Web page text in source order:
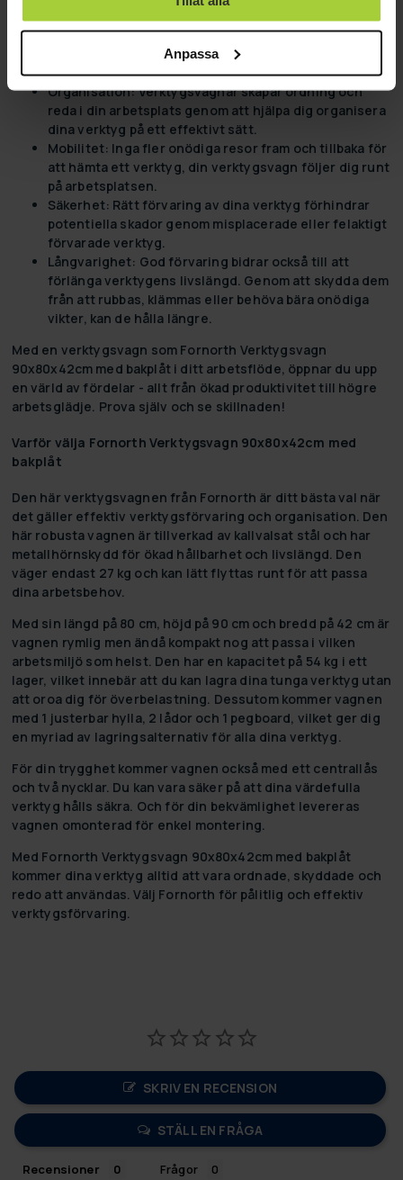
Anpassa
En verktygsvagn kan bli din mest värdefulla resurs när du
Organisation:Verktygsvagnar skapar ordning och
reda i din arbetsplats genom att hjälpa dig organisera
dina verktyg på ett effektivt sätt.
Mobilitet: Inga fler onödiga resor fram och tillbaka för
att hämta ett verktyg, din verktygsvagn följer dig runt
på arbetsplatsen.
Säkerhet: Rätt förvaring av dina verktyg förhindrar
potentiella skador genom misplacerade eller felaktigt
förvarade verktyg.
Långvarighet: God förvaring bidrar också till att
förlänga verktygens livslängd. Genom att skydda dem
från att rubbas, klämmas eller behöva bära onödiga
vikter, kan de hålla längre.
Med en verktygsvagn som Fornorth Verktygsvagn
90x80x42cm med bakplåt i ditt arbetsflöde, öppnar du upp
en värld av fördelar - allt från ökad produktivitet till högre
arbetsglädje. Prova själv och se skillnaden!
Varför välja Fornorth Verktygsvagn 90x80x42cm med
bakplåt
Den här verktygsvagnen från Fornorth är ditt bästa val när
det gäller effektiv verktygsförvaring och organisation. Den
här robusta vagnen är tillverkad av kallvalsat stål och har
metallhörnskydd för ökad hållbarhet och livslängd. Den
väger endast 27 kg och kan lätt flyttas runt för att passa
dina arbetsbehov.
Med sin längd på 80 cm, höjd på 90 cm och bredd på 42 cm är
vagnen rymlig men ändå kompakt nog att passa i vilken
arbetsmiljö som helst. Den har en kapacitet på 54 kg i ett
lager, vilket innebär att du kan lagra dina tunga verktyg utan
att oroa dig för överbelastning. Dessutom kommer vagnen
med 1 justerbar hylla, 2 lådor och 1 pegboard, vilket ger dig
en myriad av lagringsalternativ för alla dina verktyg.
För din trygghet kommer vagnen också med ett centrallås
och två nycklar. Du kan vara säker på att dina värdefulla
verktyg hålls säkra. Och för din bekvämlighet levereras
vagnen omonterad för enkel montering.
Med Fornorth Verktygsvagn 90x80x42cm med bakplåt
kommer dina verktyg alltid att vara ordnade, skyddade och
redo att användas. Välj Fornorth för pålitlig och effektiv
verktygsförvaring.
SKRIV EN RECENSION
STÄLL EN FRÅGA
Recensioner Frågor